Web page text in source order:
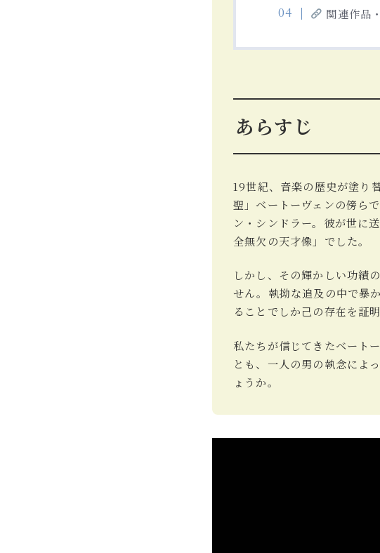
関連作品
あらすじ
19世紀、音楽の歴史が塗り
聖」ベートーヴェンの傍ら
ン・シンドラー。彼が世に
全無欠の天才像」でした。
しかし、その輝かしい功績
せん。執拗な追及の中で暴
ることでしか己の存在を証
私たちが信じてきたベート
とも、一人の男の執念によ
ょうか。